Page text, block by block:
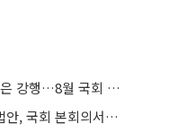
'선관위 특검' 합의했지만 '형소법'은 강행…8월 국회 '입법 2차전' 예고
의서 민주당 주도 통과